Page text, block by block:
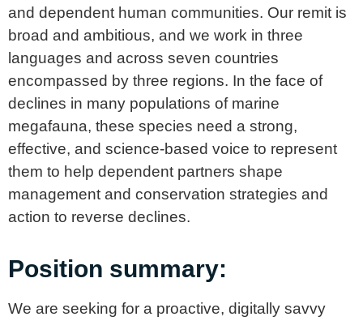
and dependent human communities. Our remit is
broad and ambitious, and we work in three
languages and across seven countries
encompassed by three regions. In the face of
declines in many populations of marine
megafauna, these species need a strong,
effective, and science-based voice to represent
them to help dependent partners shape
management and conservation strategies and
action to reverse declines.
Position summary:
We are seeking for a proactive, digitally savvy